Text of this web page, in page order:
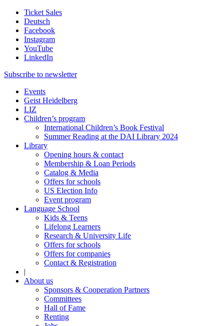
Ticket Sales
Deutsch
Facebook
Instagram
YouTube
LinkedIn
Subscribe to newsletter
Events
Geist Heidelberg
LIZ
Children’s program
International Children’s Book Festival
Summer Reading at the DAI Library 2024
Library
Opening hours & contact
Membership & Loan Periods
Catalog & Media
Offers for schools
US Election Info
Event program
Language School
Kids & Teens
Lifelong Learners
Research & University Life
Offers for schools
Offers for companies
Contact & Registration
|
About us
Sponsors & Cooperation Partners
Committees
Hall of Fame
Renting